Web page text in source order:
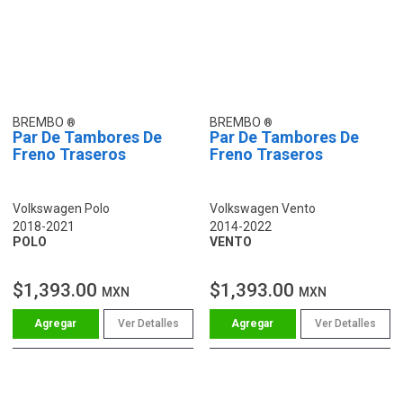
BREMBO
Par De Tambores De
Freno Traseros
Volkswagen Polo
2018-2021
POLO
$1,393.00 MXN
Ver Detalles
BREMBO
Par De Tambores De
Freno Traseros
Volkswagen Vento
2014-2022
VENTO
$1,393.00 MXN
Ver Detalles